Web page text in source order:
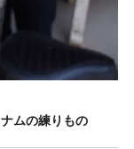
ムの練りもの